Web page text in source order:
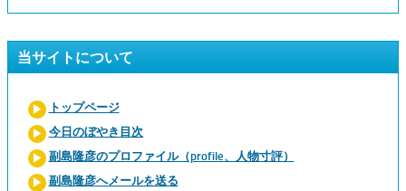
当サイトについて
トップページ
今日のぼやき目次
副島隆彦のプロファイル（profile、人物寸評）
副島隆彦へメールを送る